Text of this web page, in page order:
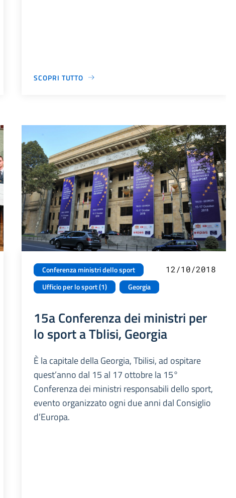
SCOPRI TUTTO
Conferenza ministri dello sport
Ufficio per lo sport (1)
Georgia
12/10/2018
15a Conferenza dei ministri per
lo sport a Tblisi, Georgia
È la capitale della Georgia, Tbilisi, ad ospitare
quest’anno dal 15 al 17 ottobre la 15°
Conferenza dei ministri responsabili dello sport,
evento organizzato ogni due anni dal Consiglio
d’Europa.